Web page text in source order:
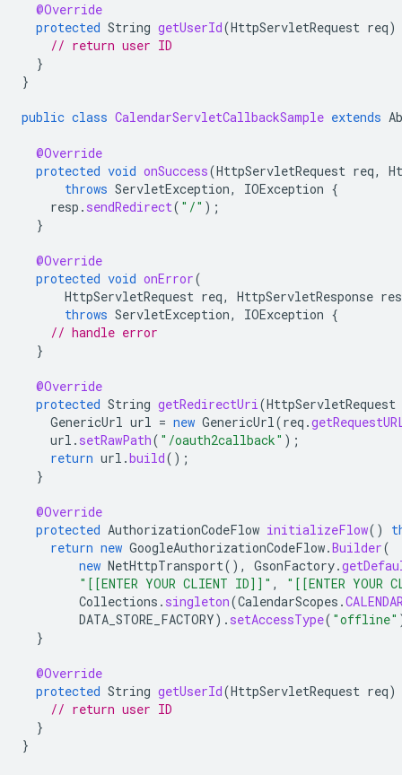
@Override
protected String getUserId(HttpServletRequest req)
// return user ID
}
}
public class CalendarServletCallbackSample extends
@Override
protected void onSuccess(HttpServletRequest req,
throws ServletException, IOException {
resp . sendRedirect( "/" );
}
@Override
protected void onError(
HttpServletRequest req, HttpServletResponse
throws ServletException, IOException {
// handle error
}
@Override
protected String getRedirectUri(HttpServletRequest
GenericUrl url = new GenericUrl(req .
url . setRawPath( "/oauth2callback" );
return url .build();
}
@Override
protected AuthorizationCodeFlow initializeFlow()
return new GoogleAuthorizationCodeFlow.Builder(
new NetHttpTransport(), GsonFactory.
"[[ENTER YOUR CLIENT ID]]" ,
"[[ENTER YOUR
Collections . singleton(CalendarScopes .
DATA_STORE_FACTORY). setAccessType( "offline"
}
@Override
protected String getUserId(HttpServletRequest req)
// return user ID
}
}